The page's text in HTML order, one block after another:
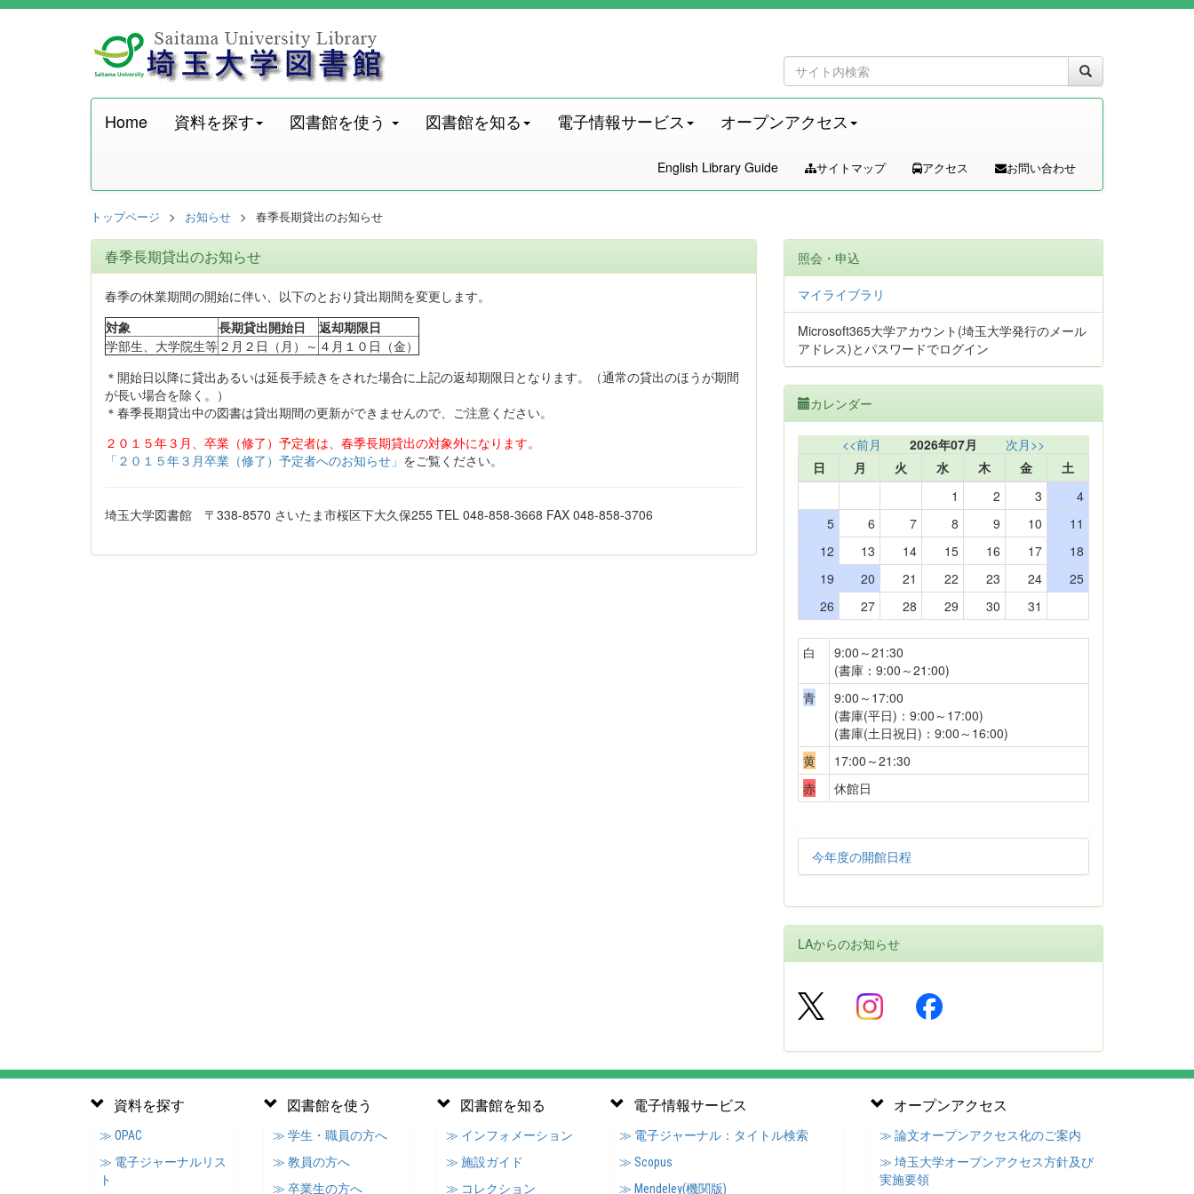
Home 資料を探す 図書館を使う 図書館を知る 電子情報サービス オープンアクセス
English Library Guide サイトマップ アクセス お問い合わせ
トップページ お知らせ 春季長期貸出のお知らせ
春季長期貸出のお知らせ
春季の休業期間の開始に伴い、以下のとおり貸出期間を変更します。
対象
長期貸出開始日
返却期限日
学部生、大学院生等 ２月２日（月）～ ４月１０日（金）
＊開始日以降に貸出あるいは延長手続きをされた場合に上記の返却期限日となります。（通常の貸出のほうが期間
が長い場合を除く。）
＊春季長期貸出中の図書は貸出期間の更新ができませんので、ご注意ください。
２０１５年３月、卒業（修了）予定者は、春季長期貸出の対象外になります。
「２０１５年３月卒業（修了）予定者へのお知らせ」 をご覧ください。
埼玉大学図書館 〒338-8570 さいたま市桜区下大久保255 TEL 048-858-3668 FAX 048-858-3706
照会・申込
マイライブラリ
Microsoft365大学アカウント(埼玉大学発行のメール
アドレス)とパスワードでログイン
カレンダー
<<前月 2026年07月
次月>>
日
月 火 水 木 金
土
1
2 3
4
5
6 7 8 9 10
11
12
13 14 15 16 17
18
19
20 21 22 23 24
25
26
27 28 29 30 31
白
9:00～21:30
(書庫：9:00～21:00)
青
9:00～17:00
(書庫(平日)：9:00～17:00)
(書庫(土日祝日)：9:00～16:00)
黄
17:00～21:30
赤
休館日
今年度の開館日程
LAからのお知らせ
資料を探す
≫ OPAC
≫ 電子ジャーナルリス
ト
図書館を使う
≫ 学生・職員の方へ
≫ 教員の方へ
≫ 卒業生の方へ
図書館を知る
≫ インフォメーション
≫ 施設ガイド
≫ コレクション
電子情報サービス
≫ 電子ジャーナル：タイトル検索
≫ Scopus
≫ Mendeley(機関版)
オープンアクセス
≫ 論文オープンアクセス化のご案内
≫ 埼玉大学オープンアクセス方針及び
実施要領